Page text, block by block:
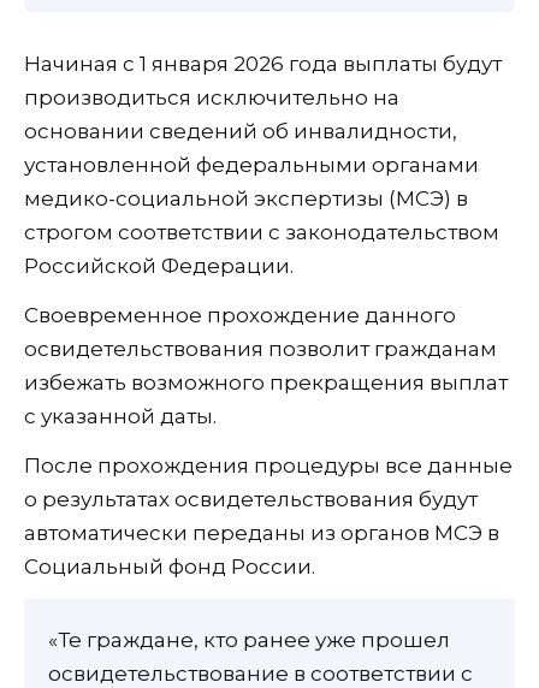
Начиная с 1 января 2026 года выплаты будут
производиться исключительно на
основании сведений об инвалидности,
установленной федеральными органами
медико-социальной экспертизы (МСЭ) в
строгом соответствии с законодательством
Российской Федерации.
Своевременное прохождение данного
освидетельствования позволит гражданам
избежать возможного прекращения выплат
с указанной даты.
После прохождения процедуры все данные
о результатах освидетельствования будут
автоматически переданы из органов МСЭ в
Социальный фонд России.
«Те граждане, кто ранее уже прошел
освидетельствование в соответствии с